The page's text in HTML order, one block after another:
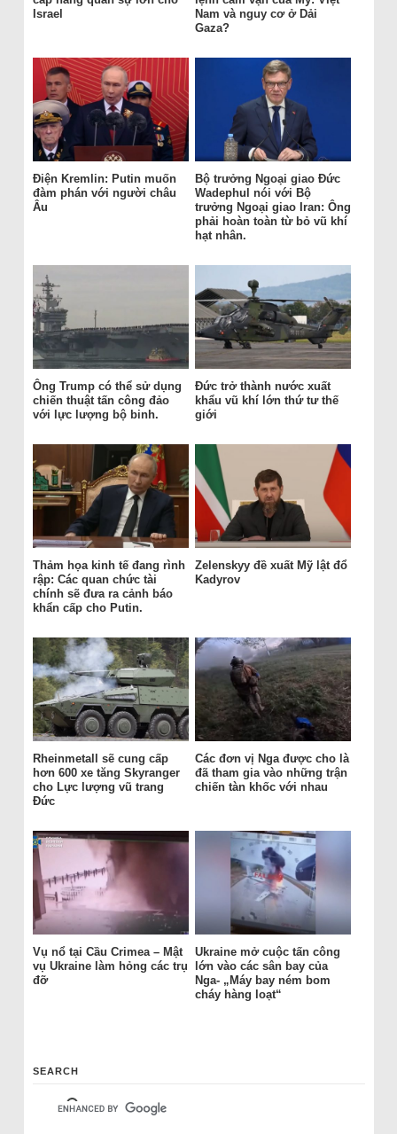
Israel
Nam và nguy cơ ở Dải
Gaza?
Điện Kremlin: Putin muốn
đàm phán với người châu
Âu
Bộ trưởng Ngoại giao Đức
Wadephul nói với Bộ
trưởng Ngoại giao Iran: Ông
phải hoàn toàn từ bỏ vũ khí
hạt nhân.
Ông Trump có thể sử dụng
chiến thuật tấn công đảo
với lực lượng bộ binh.
Đức trở thành nước xuất
khẩu vũ khí lớn thứ tư thế
giới
Thảm họa kinh tế đang rình
rập: Các quan chức tài
chính sẽ đưa ra cảnh báo
khẩn cấp cho Putin.
Zelenskyy đề xuất Mỹ lật đổ
Kadyrov
Rheinmetall sẽ cung cấp
hơn 600 xe tăng Skyranger
cho Lực lượng vũ trang
Đức
Các đơn vị Nga được cho là
đã tham gia vào những trận
chiến tàn khốc với nhau
Vụ nổ tại Cầu Crimea – Mật
vụ Ukraine làm hỏng các trụ
đỡ
Ukraine mở cuộc tấn công
lớn vào các sân bay của
Nga- „Máy bay ném bom
cháy hàng loạt“
SEARCH